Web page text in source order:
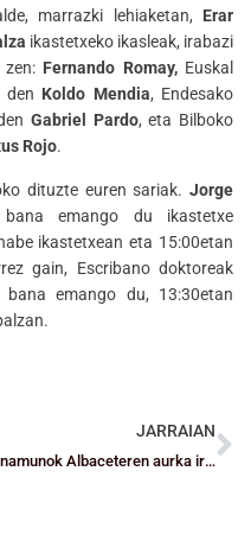
marrazki lehiaketan, Erar
ikastetxeko ikasleak, irabazi
Fernando Romay,Euskal
den Koldo Mendia, Endesako
Gabriel Pardo, eta Bilboko
Rojo.
dituzte euren sariak. Jorge
emango du ikastetxe
ikastetxean eta 15:00etan
gain, Escribano doktoreak
emango du, 13:30etan
JARRAIAN
Unamunok Albaceteren aurka irabazi du Estatuko Txapeletako azken partiduan